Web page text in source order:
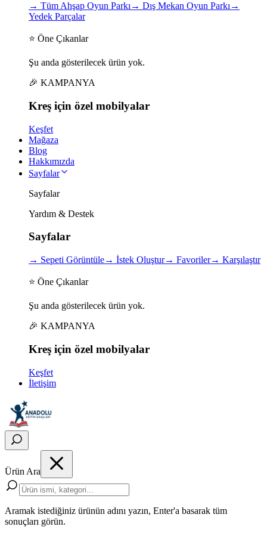
→ Tüm Ahşap Oyun Parkı → Dış Mekan Oyun Parkı →
Yedek Parçalar
⭐ Öne Çıkanlar
Şu anda gösterilecek ürün yok.
🎉 KAMPANYA
Kreş için özel mobilyalar
Keşfet
Mağaza
Blog
Hakkımızda
Sayfalar
Sayfalar
Yardım & Destek
Sayfalar
→ Sepeti Görüntüle→ İstek Oluştur→ Favoriler→ Karşılaştır
⭐ Öne Çıkanlar
Şu anda gösterilecek ürün yok.
🎉 KAMPANYA
Kreş için özel mobilyalar
Keşfet
İletişim
Ürün Ara
Aramak istediğiniz ürünün adını yazın, Enter'a basarak tüm
sonuçları görün.